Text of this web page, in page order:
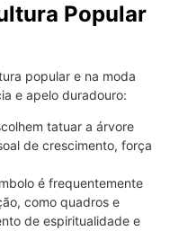
Popular
popular e na moda
e apelo duradouro:
tatuar a árvore
de crescimento, força
é frequentemente
como quadros e
de espiritualidade e